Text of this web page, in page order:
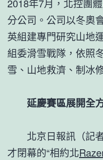
2018年7月，北控團
分公司。公司以冬奧
英組建專門研究山地
組委滑雪戰隊，依照
雪、山地救濟、制冰
延慶賽區展開全
北京日報訊（記者
才閉幕的“相約北